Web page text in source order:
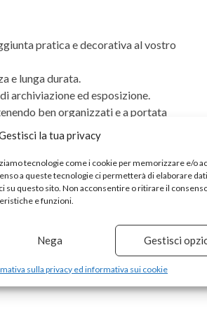
la tua privacy
tecnologie come i cookie per memorizzare e/o
a queste tecnologie ci permetterà di elaborare
su questo sito. Non acconsentire o ritirare il
e funzioni.
Nega Gestisci
sulla privacy ed informativa sui cookie
pratica e decorativa al vostro
e lunga durata.
archiviazione ed esposizione.
ben organizzati e a portata
da montare grazie agli